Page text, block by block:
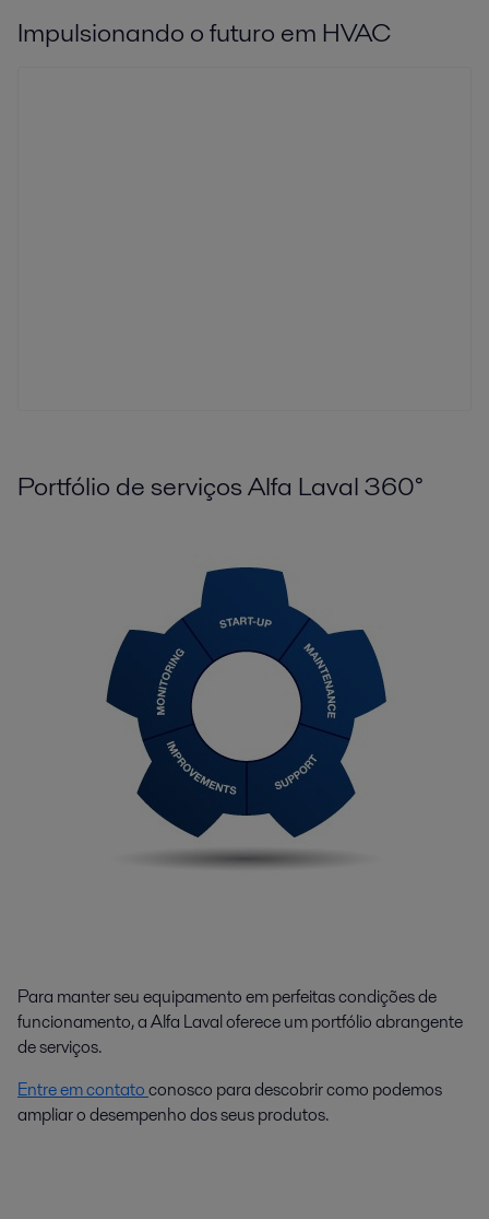
Impulsionando o futuro em HVAC
Portfólio de serviços Alfa Laval 360°
Para manter seu equipamento em perfeitas condições de
funcionamento, a Alfa Laval oferece um portfólio abrangente
de serviços.
Entre em contatoconosco para descobrir como podemos
ampliar o desempenho dos seus produtos.